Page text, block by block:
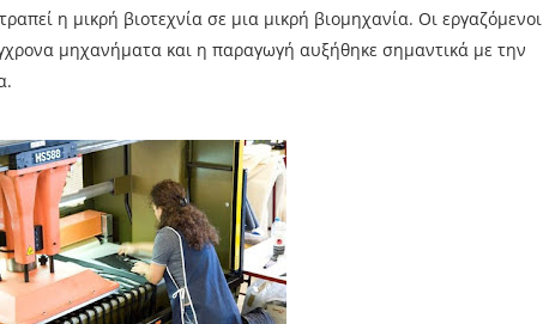
η μικρή βιοτεχνία σε μια μικρή βιομηχανία. Οι εργαζόμενοι
μηχανήματα και η παραγωγή αυξήθηκε σημαντικά με την